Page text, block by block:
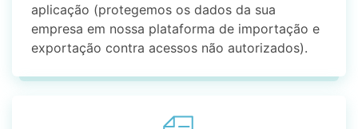
aplicação (protegemos os dados da sua
empresa em nossa plataforma de importação e
exportação contra acessos não autorizados).